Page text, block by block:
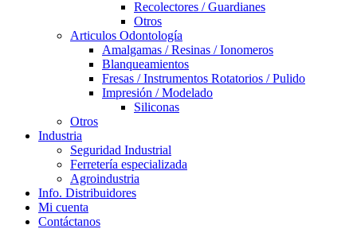
Recolectores / Guardianes
Otros
Articulos Odontología
Amalgamas / Resinas / Ionomeros
Blanqueamientos
Fresas / Instrumentos Rotatorios / Pulido
Impresión / Modelado
Siliconas
Otros
Industria
Seguridad Industrial
Ferretería especializada
Agroindustria
Info. Distribuidores
Mi cuenta
Contáctanos